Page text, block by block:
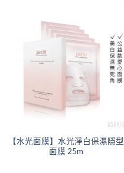
【水光面膜】水光淨白保濕隱型
面膜 25m